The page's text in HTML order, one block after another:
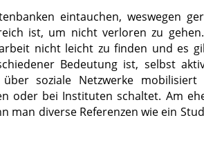
eintauchen, weswegen
ist, um nicht verloren zu
nicht leicht zu finden und es
Bedeutung ist, selbst
soziale Netzwerke mobilisiert
oder bei Instituten schaltet. Am
man diverse Referenzen wie ein